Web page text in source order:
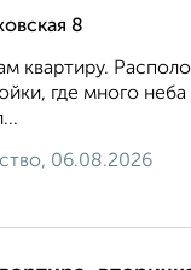
8
квартиру.
где много
06.08.2026